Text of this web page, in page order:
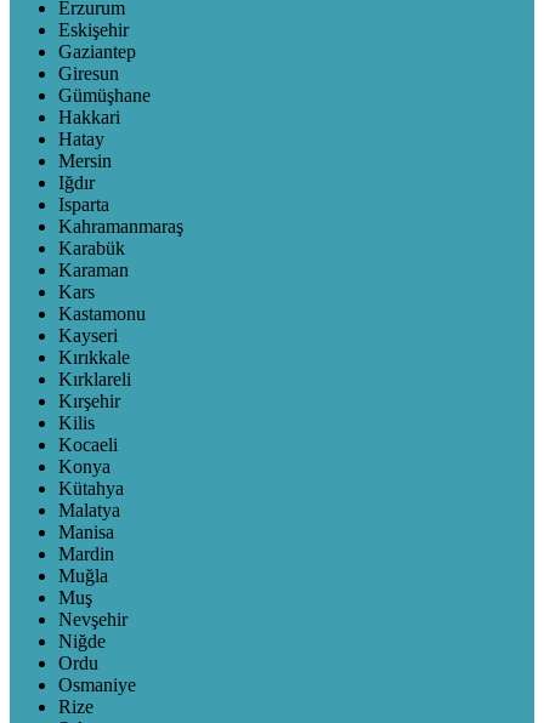
Erzurum
Eskişehir
Gaziantep
Giresun
Gümüşhane
Hakkari
Hatay
Mersin
Iğdır
Isparta
Kahramanmaraş
Karabük
Karaman
Kars
Kastamonu
Kayseri
Kırıkkale
Kırklareli
Kırşehir
Kilis
Kocaeli
Konya
Kütahya
Malatya
Manisa
Mardin
Muğla
Muş
Nevşehir
Niğde
Ordu
Osmaniye
Rize